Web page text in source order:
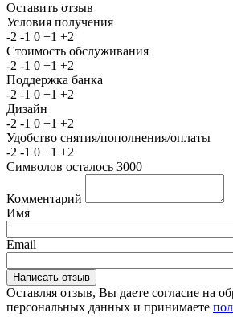
Оставить отзыв
Условия получения
-2 -1 0 +1 +2
Стоимость обслуживания
-2 -1 0 +1 +2
Поддержка банка
-2 -1 0 +1 +2
Дизайн
-2 -1 0 +1 +2
Удобство снятия/пополнения/оплаты
-2 -1 0 +1 +2
Символов осталось 3000
Комментарий
Имя
Email
Оставляя отзыв, Вы даете согласие на
персональных данных и принимаете